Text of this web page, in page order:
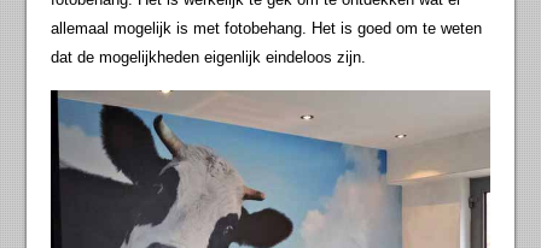
allemaal mogelijk is met fotobehang. Het is goed om te weten
dat de mogelijkheden eigenlijk eindeloos zijn.